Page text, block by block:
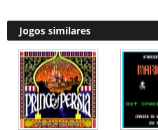
Jogos similares